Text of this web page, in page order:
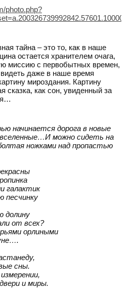
photo.php?
тайна – это то, как в наше
остается хранителем очага,
миссию с первобытных времен,
даже в наше время
мироздания. Картину
сказка, как сон, увиденный за
начинается дорога в новые
можно сидеть на
ножками над пропастью
галактик
песчинку
долину
от всех?
орлиными
сны.
и миры.